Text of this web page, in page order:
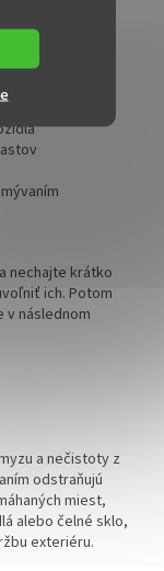
hlavným
áut,
ktorí chcú
nechajte krátko
ich. Potom
v následnom
a nečistoty z
odstraňujú
miest,
alebo čelné sklo,
exteriéru.